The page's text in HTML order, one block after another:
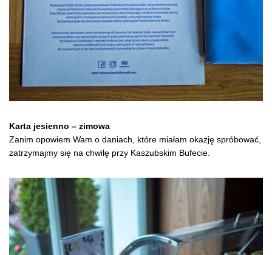
Karta jesienno – zimowa
Zanim opowiem Wam o daniach, które miałam okazję spróbować,
zatrzymajmy się na chwilę przy Kaszubskim Bufecie.